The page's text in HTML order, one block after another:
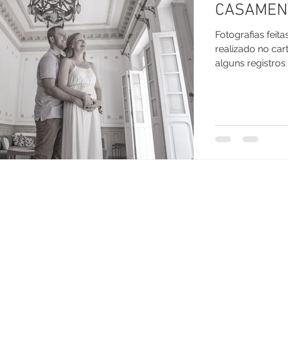
CLIPE RAP BASTIDORES VOLUNTARIADO
CARNAVAL ARTIGO EXPOSIÇÃO ENCONTRO
MTST SEM-TETO
Fotografias
realizado no
alguns registros